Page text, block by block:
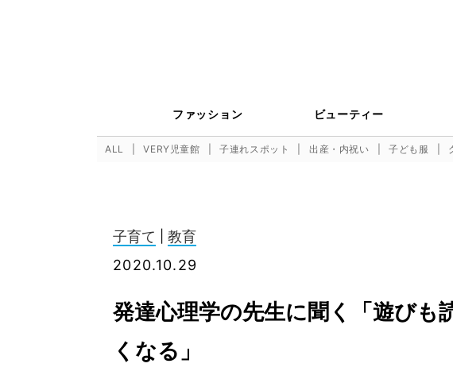
ファッション ビューティー
ALL VERY児童館 子連れスポット 出産・内祝い 子ども服
子育て
教育
2020.10.29
発達心理学の先生に聞く「遊びも
くなる」